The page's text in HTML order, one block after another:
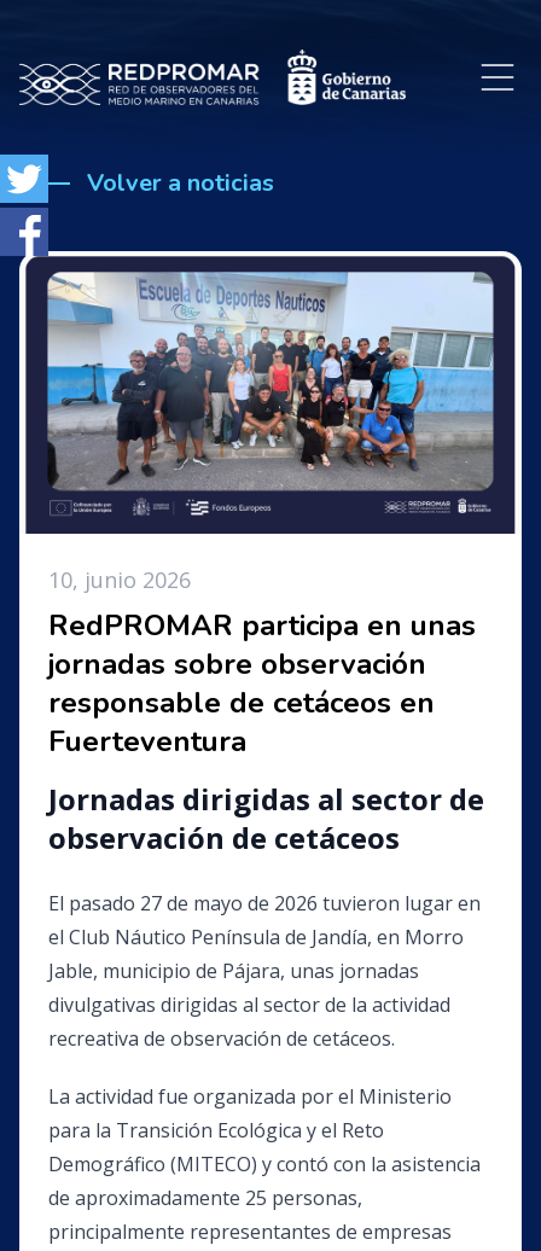
Volver a noticias
10, junio 2026
RedPROMAR participa en unas
jornadas sobre observación
responsable de cetáceos en
Fuerteventura
Jornadas dirigidas al sector de
observación de cetáceos
El pasado 27 de mayo de 2026 tuvieron lugar en
el Club Náutico Península de Jandía, en Morro
Jable, municipio de Pájara, unas jornadas
divulgativas dirigidas al sector de la actividad
recreativa de observación de cetáceos.
La actividad fue organizada por el Ministerio
para la Transición Ecológica y el Reto
Demográfico (MITECO) y contó con la asistencia
de aproximadamente 25 personas,
principalmente representantes de empresas